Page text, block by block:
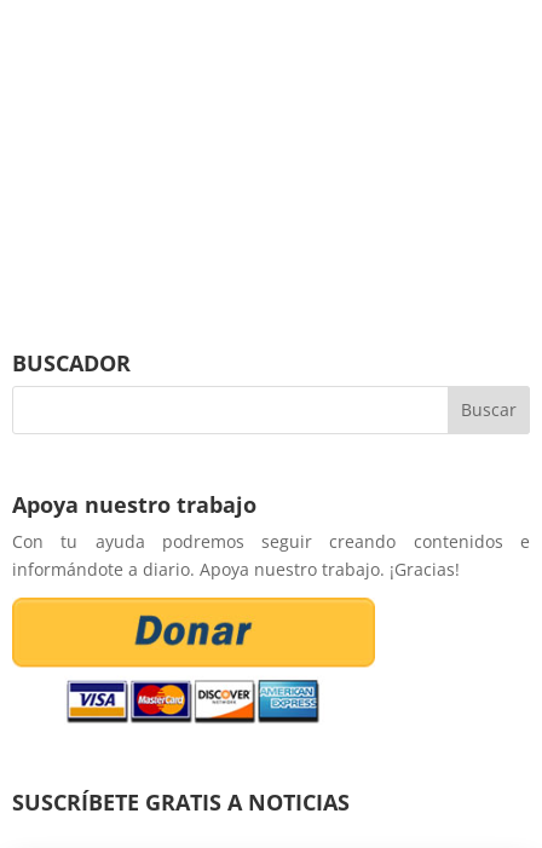
BUSCADOR
Apoya nuestro trabajo
Con tu ayuda podremos seguir creando contenidos e
informándote a diario. Apoya nuestro trabajo. ¡Gracias!
SUSCRÍBETE GRATIS A NOTICIAS